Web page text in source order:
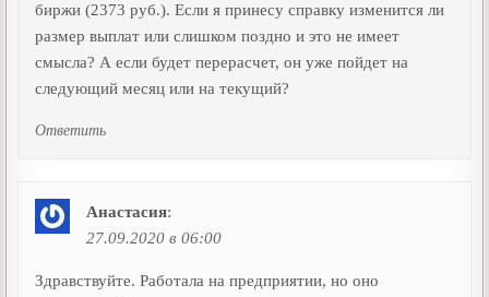
биржи (2373 руб.). Если я принесу справку изменится ли
размер выплат или слишком поздно и это не имеет
смысла? А если будет перерасчет, он уже пойдет на
следующий месяц или на текущий?
Ответить
Анастасия:
27.09.2020 в 06:00
Здравствуйте. Работала на предприятии, но оно